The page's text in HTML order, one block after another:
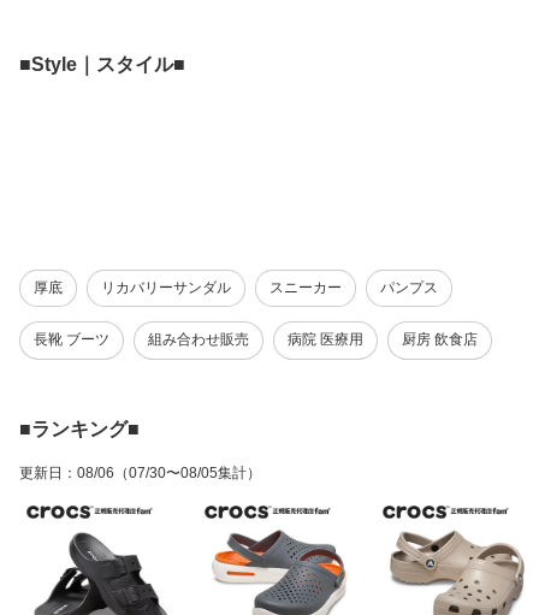
■Style｜スタイル■
厚底 リカバリーサンダル スニーカー パンプス
長靴 ブーツ 組み合わせ販売 病院 医療用 厨房 飲食店
■ランキング■
更新日 ： 08/06 （07/30〜08/05集計）